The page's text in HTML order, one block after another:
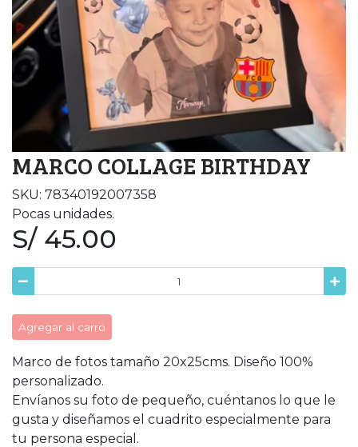
MARCO COLLAGE BIRTHDAY
SKU: 78340192007358
Pocas unidades.
S/ 45.00
Agregar al carro
Marco de fotos tamaño 20x25cms. Diseño 100%
personalizado.
Envíanos su foto de pequeño, cuéntanos lo que le
gusta y diseñamos el cuadrito especialmente para
tu persona especial.